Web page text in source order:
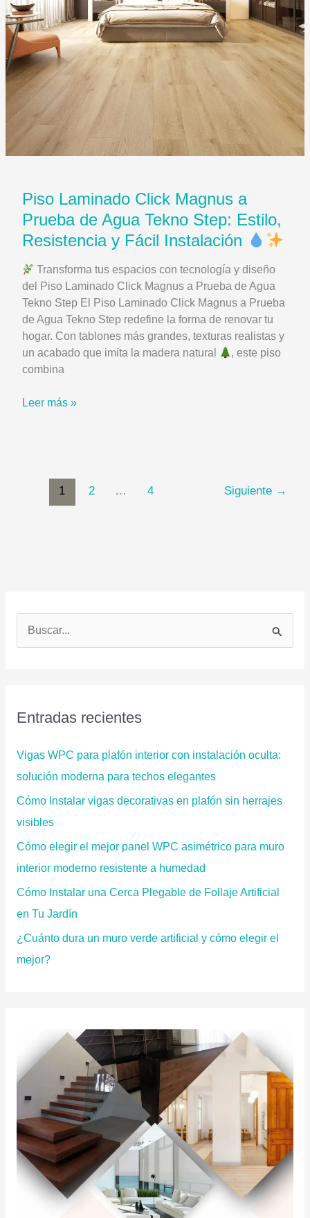
nuevo
por
años
Piso Laminado Click Magnus a
Prueba de Agua Tekno Step: Estilo,
Resistencia y Fácil Instalación
Transforma tus espacios con tecnología y diseño
del Piso Laminado Click Magnus a Prueba de Agua
Tekno Step El Piso Laminado Click Magnus a Prueba
de Agua Tekno Step redefine la forma de renovar tu
hogar. Con tablones más grandes, texturas realistas y
un acabado que imita la madera natural
, este piso
combina
Piso
Instalación
Leer más »
1 2 … 4 Siguiente →
u
p
o
r
Entradas recientes
Vigas WPC para plafón interior con instalación oculta:
solución moderna para techos elegantes
Cómo Instalar vigas decorativas en plafón sin herrajes
visibles
Cómo elegir el mejor panel WPC asimétrico para muro
interior moderno resistente a humedad
Cómo Instalar una Cerca Plegable de Follaje Artificial
en Tu Jardín
¿Cuánto dura un muro verde artificial y cómo elegir el
mejor?